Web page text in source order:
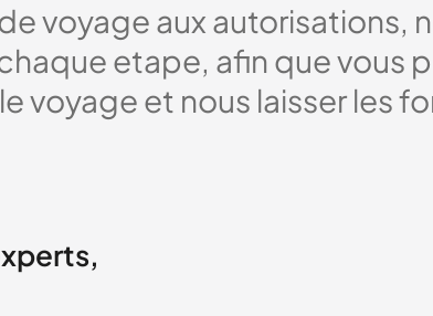
voyage aux autorisations,
etape, afin que vous
voyage et nous laisser les